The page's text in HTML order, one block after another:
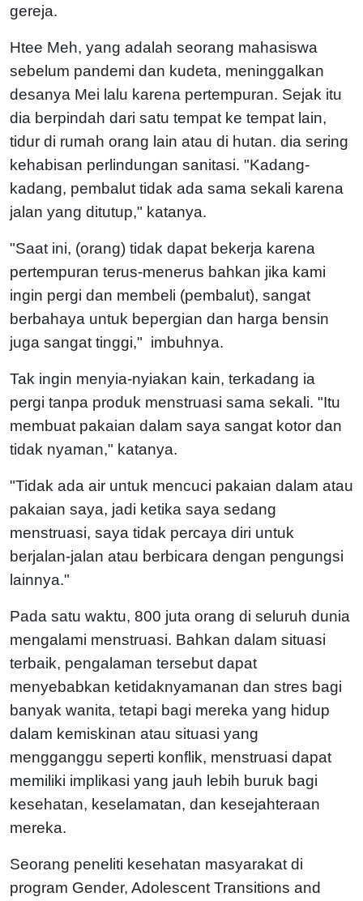
gereja.
Htee Meh, yang adalah seorang mahasiswa
sebelum pandemi dan kudeta, meninggalkan
desanya Mei lalu karena pertempuran. Sejak itu
dia berpindah dari satu tempat ke tempat lain,
tidur di rumah orang lain atau di hutan. dia sering
kehabisan perlindungan sanitasi. "Kadang-
kadang, pembalut tidak ada sama sekali karena
jalan yang ditutup," katanya.
"Saat ini, (orang) tidak dapat bekerja karena
pertempuran terus-menerus bahkan jika kami
ingin pergi dan membeli (pembalut), sangat
berbahaya untuk bepergian dan harga bensin
juga sangat tinggi," imbuhnya.
Tak ingin menyia-nyiakan kain, terkadang ia
pergi tanpa produk menstruasi sama sekali. "Itu
membuat pakaian dalam saya sangat kotor dan
tidak nyaman," katanya.
"Tidak ada air untuk mencuci pakaian dalam atau
pakaian saya, jadi ketika saya sedang
menstruasi, saya tidak percaya diri untuk
berjalan-jalan atau berbicara dengan pengungsi
lainnya."
Pada satu waktu, 800 juta orang di seluruh dunia
mengalami menstruasi. Bahkan dalam situasi
terbaik, pengalaman tersebut dapat
menyebabkan ketidaknyamanan dan stres bagi
banyak wanita, tetapi bagi mereka yang hidup
dalam kemiskinan atau situasi yang
mengganggu seperti konflik, menstruasi dapat
memiliki implikasi yang jauh lebih buruk bagi
kesehatan, keselamatan, dan kesejahteraan
mereka.
Seorang peneliti kesehatan masyarakat di
program Gender, Adolescent Transitions and